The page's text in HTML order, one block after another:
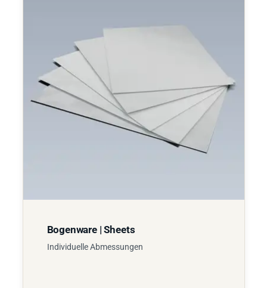
Bogenware | Sheets
Individuelle Abmessungen